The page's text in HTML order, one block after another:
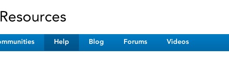
Help Blog Forums Videos